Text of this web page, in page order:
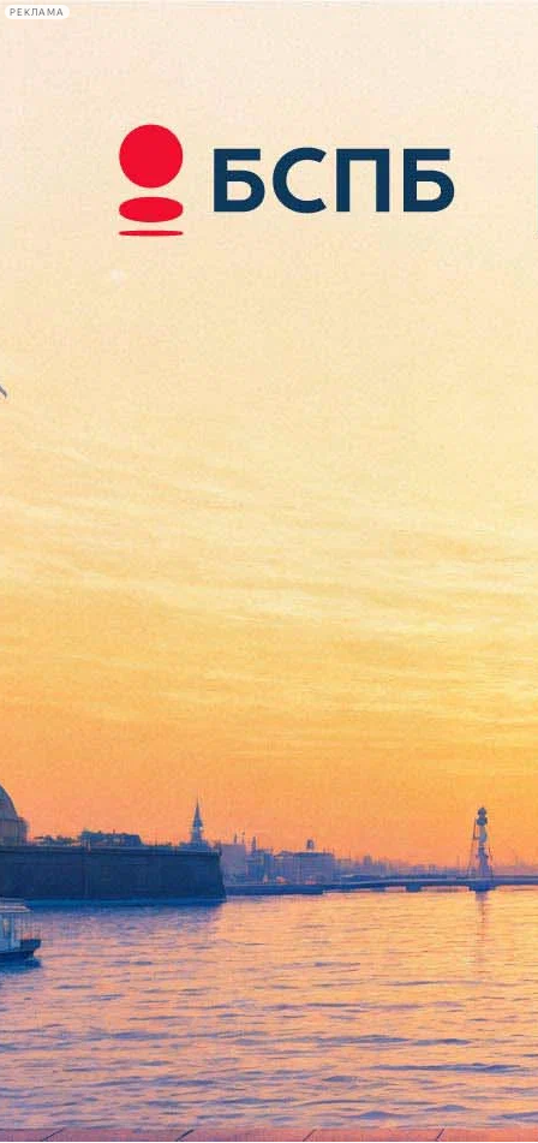
РЕКЛАМА
Сегодня:
2026.08.08
11:59
Афиша Plus
Нетребко, Эйвазов и другие.
Названы хедлайнеры
концерта ко Дню города на
Дворцовой